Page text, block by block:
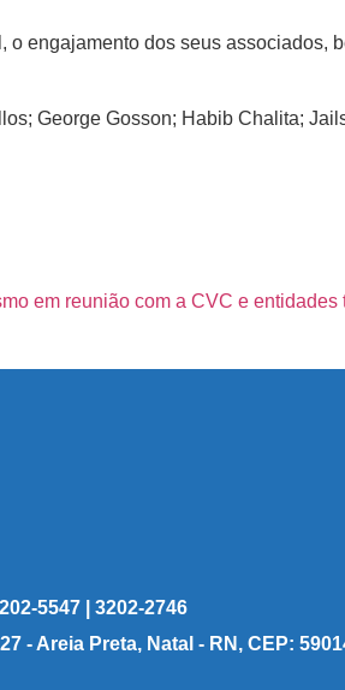
engajamento dos seus associados,
George Gosson; Habib Chalita;
em reunião com a CVC e entidades
5547 | 3202-2746
- Areia Preta, Natal - RN, CEP: